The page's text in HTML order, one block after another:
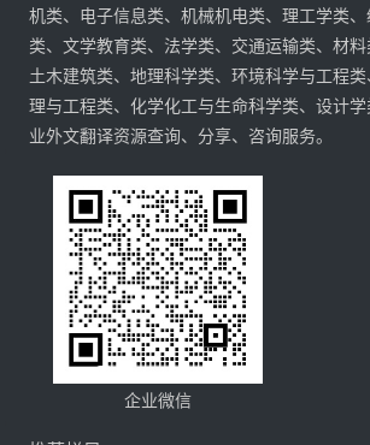
机类、电子信息类、机械机电类、理工学类
类、文学教育类、法学类、交通运输类、材料
土木建筑类、地理科学类、环境科学与工程
理与工程类、化学化工与生命科学类、设计
业外文翻译资源查询、分享、咨询服务。
企业微信